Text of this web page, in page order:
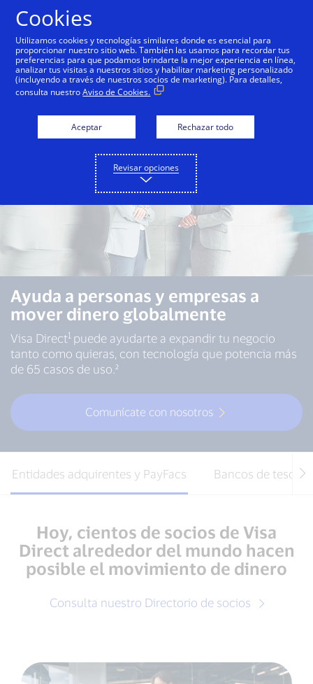
Descripción general Capacidades Casos de uso
Ayuda a personas y empresas a
mover dinero globalmente
Visa Direct1 puede ayudarte a expandir tu negocio
tanto como quieras, con tecnología que potencia más
de 65 casos de uso.²
Comunícate con nosotros
Entidades adquirentes y PayFacs Bancos de
Hoy, cientos de socios de Visa
Direct alrededor del mundo hacen
posible el movimiento de dinero
Consulta nuestro Directorio de socios
Cookies
Utilizamos cookies y tecnologías similares donde es esencial para
proporcionar nuestro sitio web. También las usamos para recordar tus
preferencias para que podamos brindarte la mejor experiencia en línea,
analizar tus visitas a nuestros sitios y habilitar marketing personalizado
(incluyendo a través de nuestros socios de marketing). Para detalles,
consulta nuestroAviso de Cookies.
Aceptar Rechazar todo
Revisar opciones